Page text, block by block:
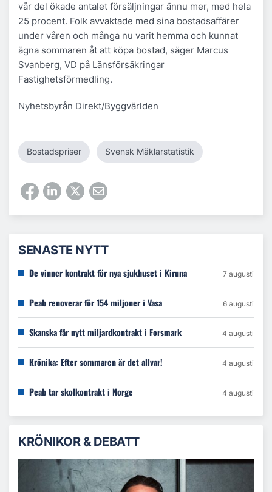
vår del ökade antalet försäljningar ännu mer, med hela
25 procent. Folk avvaktade med sina bostadsaffärer
under våren och många nu varit hemma och kunnat
ägna sommaren åt att köpa bostad, säger Marcus
Svanberg, VD på Länsförsäkringar
Fastighetsförmedling.
Nyhetsbyrån Direkt/Byggvärlden
Bostadspriser Svensk Mäklarstatistik
SENASTE NYTT
De vinner kontrakt för nya sjukhuset i Kiruna 7 augusti
Peab renoverar för 154 miljoner i Vasa 6 augusti
Skanska får nytt miljardkontrakt i Forsmark 4 augusti
Krönika: Efter sommaren är det allvar! 4 augusti
Peab tar skolkontrakt i Norge 4 augusti
KRÖNIKOR & DEBATT